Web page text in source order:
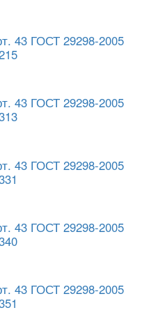
43 ГОСТ 29298-2005
43 ГОСТ 29298-2005
43 ГОСТ 29298-2005
43 ГОСТ 29298-2005
43 ГОСТ 29298-2005